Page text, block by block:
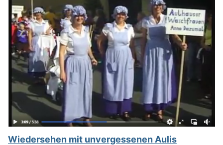
Wiedersehen mit unvergessenen Aulis